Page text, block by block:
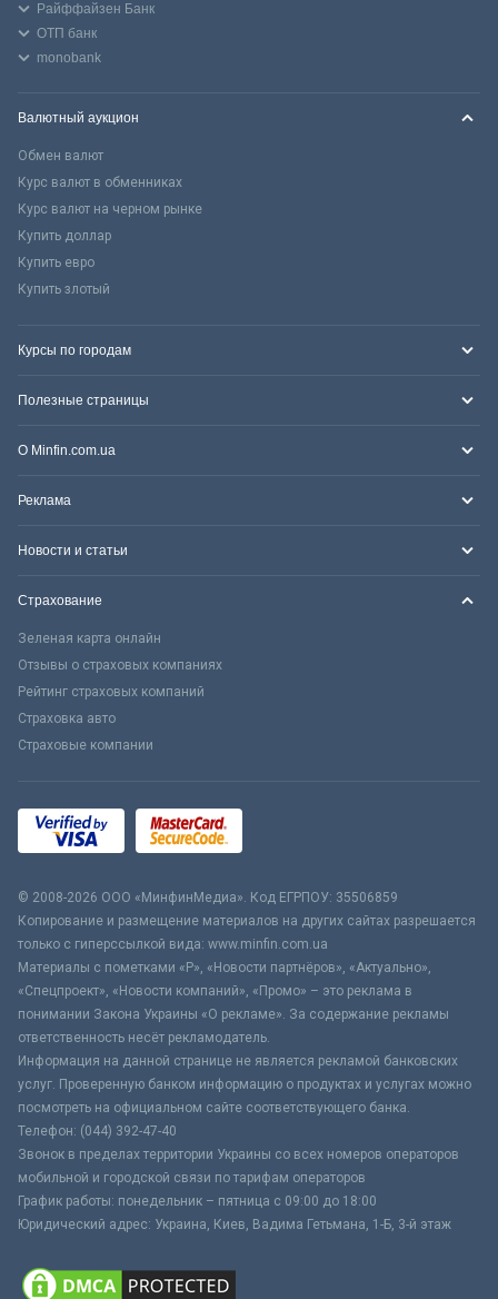
Райффайзен Банк
ОТП банк
monobank
Валютный аукцион
Обмен валют
Курс валют в обменниках
Курс валют на черном рынке
Купить доллар
Купить евро
Купить злотый
Курсы по городам
Полезные страницы
О Minfin.com.ua
Реклама
Новости и статьи
Страхование
Зеленая карта онлайн
Отзывы о страховых компаниях
Рейтинг страховых компаний
Страховка авто
Страховые компании
© 2008-2026 ООО «МинфинМедиа». Код ЕГРПОУ: 35506859
Копирование и размещение материалов на других сайтах разрешается
только с гиперссылкой вида: www.minfin.com.ua
Материалы с пометками «Р», «Новости партнёров», «Актуально»,
«Спецпроект», «Новости компаний», «Промо» – это реклама в
понимании Закона Украины «О рекламе». За содержание рекламы
ответственность несёт рекламодатель.
Информация на данной странице не является рекламой банковских
услуг. Проверенную банком информацию о продуктах и услугах можно
посмотреть на официальном сайте соответствующего банка.
Телефон: (044) 392-47-40
Звонок в пределах территории Украины со всех номеров операторов
мобильной и городской связи по тарифам операторов
График работы: понедельник – пятница с 09:00 до 18:00
Юридический адрес: Украина, Киев, Вадима Гетьмана, 1-Б, 3-й этаж